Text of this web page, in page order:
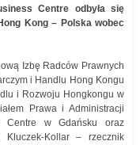
Centre odbyła się
Kong – Polska wobec
Izbę Radców Prawnych
i Handlu Hong Kongu
i Rozwoju Hongkongu w
Prawa i Administracji
Centre w Gdańsku oraz
Kluczek-Kollar – rzecznik